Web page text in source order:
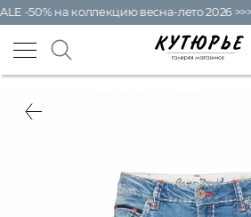
-50% на коллекцию весна-лето 2026 >>>